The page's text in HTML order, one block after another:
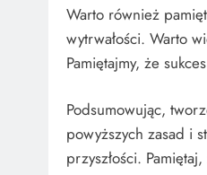
Warto również
wytrwałości. Warto
Pamiętajmy, że
Podsumowując,
powyższych zasad i
przyszłości.